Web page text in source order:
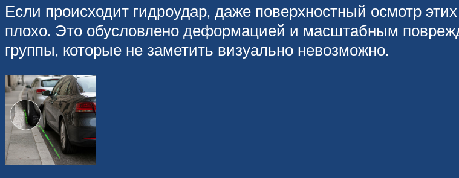
Если происходит гидроудар, даже поверхностный осмотр
плохо. Это обусловлено деформацией и масштабным
группы, которые не заметить визуально невозможно.